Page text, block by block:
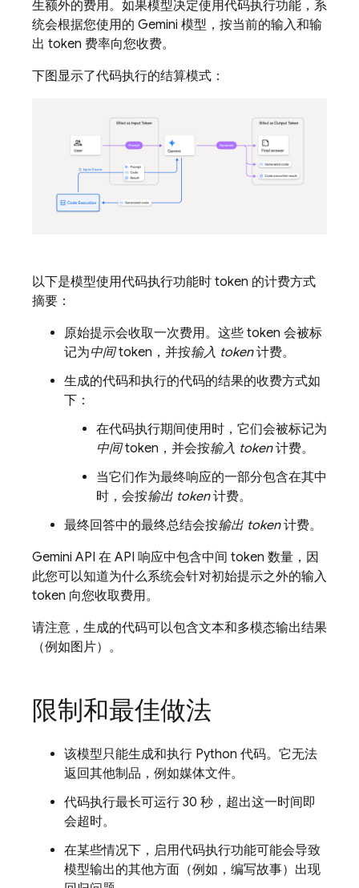
生额外的费用。如果模型决定使用代码执行功能，系
统会根据您使用的 Gemini 模型，按当前的输入和输
出 token 费率向您收费。
下图显示了代码执行的结算模式：
以下是模型使用代码执行功能时 token 的计费方式
摘要：
原始提示会收取一次费用。这些 token 会被标
记为中间token，并按输入 token计费。
生成的代码和执行的代码的结果的收费方式如
下：
在代码执行期间使用时，它们会被标记为
中间token，并会按输入 token计费。
当它们作为最终响应的一部分包含在其中
时，会按输出 token计费。
最终回答中的最终总结会按输出 token计费。
Gemini API 在 API 响应中包含中间 token 数量，因
此您可以知道为什么系统会针对初始提示之外的输入
token 向您收取费用。
请注意，生成的代码可以包含文本和多模态输出结果
（例如图片）。
限制和最佳做法
该模型只能生成和执行 Python 代码。它无法
返回其他制品，例如媒体文件。
代码执行最长可运行 30 秒，超出这一时间即
会超时。
在某些情况下，启用代码执行功能可能会导致
模型输出的其他方面（例如，编写故事）出现